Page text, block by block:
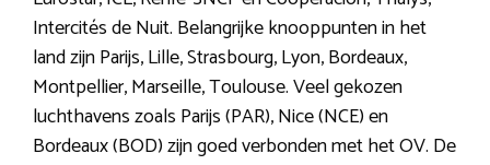
Intercités de Nuit. Belangrijke knooppunten in het
land zijn Parijs, Lille, Strasbourg, Lyon, Bordeaux,
Montpellier, Marseille, Toulouse. Veel gekozen
luchthavens zoals Parijs (PAR), Nice (NCE) en
Bordeaux (BOD) zijn goed verbonden met het OV. De